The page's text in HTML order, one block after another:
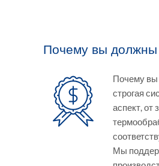
Почему вы должны
Почему вы
строгая
аспект, от
Мы